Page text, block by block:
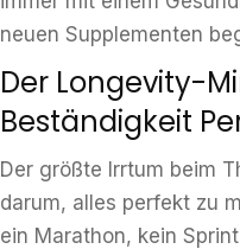
neuen Supplementen
Der Longevity-
Beständigkeit
Der größte Irrtum beim
darum, alles perfekt zu
ein Marathon, kein